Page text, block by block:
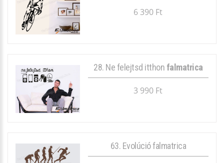
6 390 Ft
28. Ne felejtsd itthon falmatrica
3 990 Ft
63. Evolúció falmatrica